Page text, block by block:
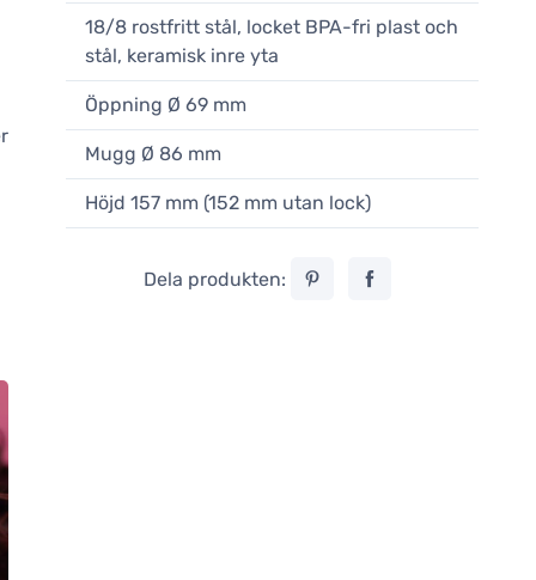
18/8 rostfritt stål, locket BPA-fri plast och
stål, keramisk inre yta
Öppning Ø 69 mm
Mugg Ø 86 mm
Höjd 157 mm (152 mm utan lock)
Dela produkten: